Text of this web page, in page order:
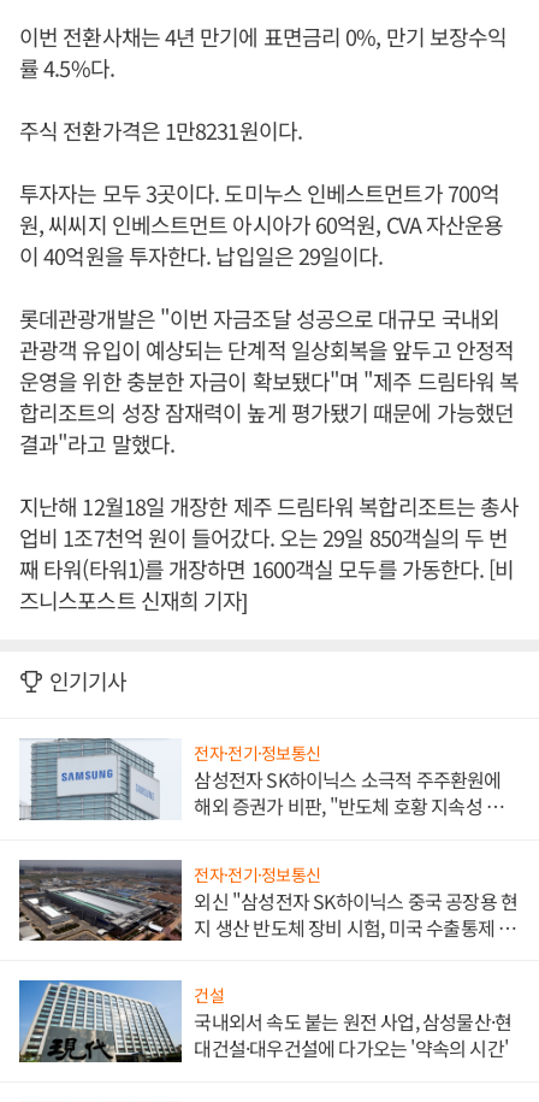
이번 전환사채는 4년 만기에 표면금리 0%, 만기 보장수익
률 4.5%다.
주식 전환가격은 1만8231원이다.
투자자는 모두 3곳이다. 도미누스 인베스트먼트가 700억
원, 씨씨지 인베스트먼트 아시아가 60억원, CVA 자산운용
이 40억원을 투자한다. 납입일은 29일이다.
롯데관광개발은 "이번 자금조달 성공으로 대규모 국내외
관광객 유입이 예상되는 단계적 일상회복을 앞두고 안정적
운영을 위한 충분한 자금이 확보됐다"며 "제주 드림타워 복
합리조트의 성장 잠재력이 높게 평가됐기 때문에 가능했던
결과"라고 말했다.
지난해 12월18일 개장한 제주 드림타워 복합리조트는 총사
업비 1조7천억 원이 들어갔다. 오는 29일 850객실의 두 번
째 타워(타워1)를 개장하면 1600객실 모두를 가동한다. [비
즈니스포스트 신재희 기자]
인기기사
전자·전기·정보통신
삼성전자 SK하이닉스 소극적 주주환원에
해외 증권가 비판, "반도체 호황 지속성 의
전자·전기·정보통신
외신 "삼성전자 SK하이닉스 중국 공장용 현
지 생산 반도체 장비 시험, 미국 수출통제 대
건설
국내외서 속도 붙는 원전 사업, 삼성물산·현
대건설·대우건설에 다가오는 '약속의 시간'